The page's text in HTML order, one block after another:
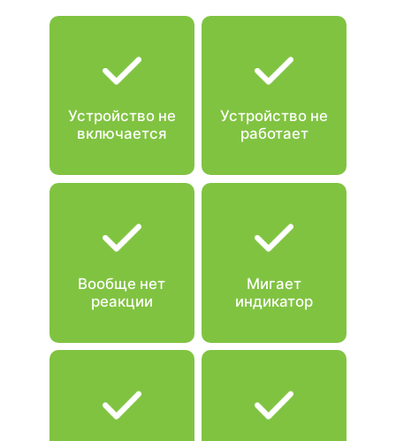
Устройство не
включается
Устройство не
работает
Вообще нет
реакции
Мигает
индикатор